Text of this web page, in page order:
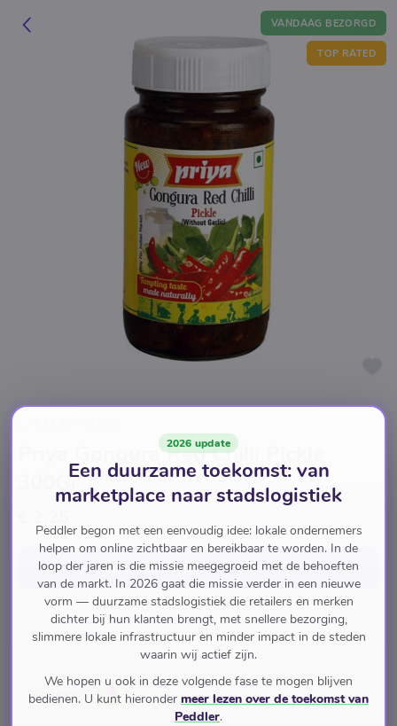
VANDAAG BEZORGD
TOP RATED
Priya Gongura Red Chilli Pickle
300Gr
In winkelwagenvoor€ 2,25
Jam, Spreads & Pickles Pickles Chilli Pickle
Pay with
2026 update
Een duurzame toekomst: van
marketplace naar stadslogistiek
Peddler begon met een eenvoudig idee: lokale ondernemers
helpen om online zichtbaar en bereikbaar te worden. In de
loop der jaren is die missie meegegroeid met de behoeften
van de markt. In 2026 gaat die missie verder in een nieuwe
vorm — duurzame stadslogistiek die retailers en merken
dichter bij hun klanten brengt, met snellere bezorging,
slimmere lokale infrastructuur en minder impact in de steden
waarin wij actief zijn.
We hopen u ook in deze volgende fase te mogen blijven
bedienen. U kunt hieronder meer lezen over de toekomst van
Peddler.